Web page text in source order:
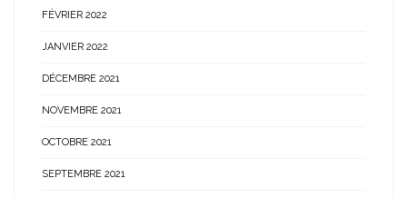
FÉVRIER 2022
JANVIER 2022
DÉCEMBRE 2021
NOVEMBRE 2021
OCTOBRE 2021
SEPTEMBRE 2021